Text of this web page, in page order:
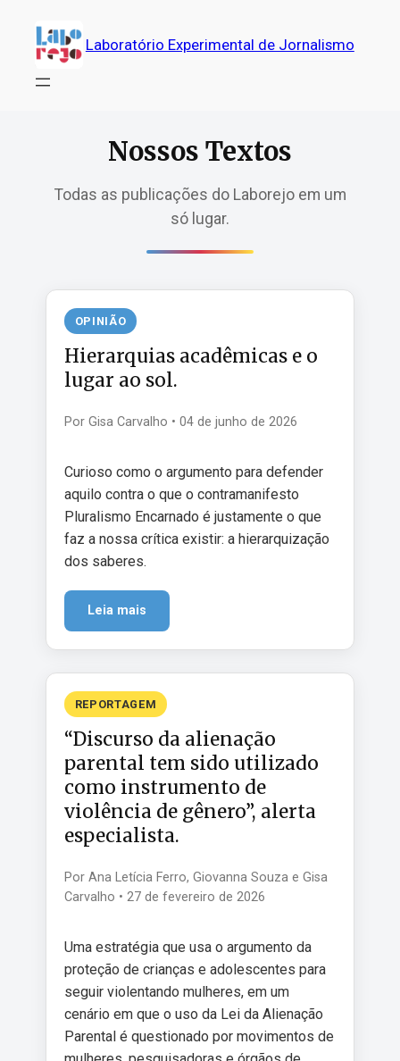
conteúdo
Laboratório Experimental de Jornalismo
Nossos Textos
Todas as publicações do Laborejo em um
só lugar.
OPINIÃO
Hierarquias acadêmicas e o
lugar ao sol.
Por Gisa Carvalho • 04 de junho de 2026
Curioso como o argumento para defender
aquilo contra o que o contramanifesto
Pluralismo Encarnado é justamente o que
faz a nossa crítica existir: a hierarquização
dos saberes.
Leia mais
REPORTAGEM
“Discurso da alienação
parental tem sido utilizado
como instrumento de
violência de gênero”, alerta
especialista.
Por Ana Letícia Ferro, Giovanna Souza e Gisa
Carvalho • 27 de fevereiro de 2026
Uma estratégia que usa o argumento da
proteção de crianças e adolescentes para
seguir violentando mulheres, em um
cenário em que o uso da Lei da Alienação
Parental é questionado por movimentos de